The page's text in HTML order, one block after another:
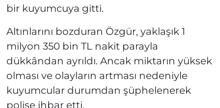
bir kuyumcuya gitti.
Altınlarını bozduran Özgür, yaklaşık 1
milyon 350 bin TL nakit parayla
dükkândan ayrıldı. Ancak miktarın yüksek
olması ve olayların artması nedeniyle
kuyumcular durumdan şüphelenerek
polise ihbar etti.